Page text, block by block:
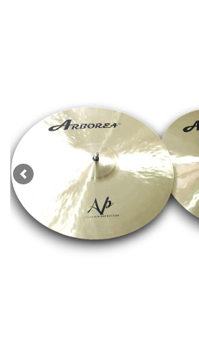
Previous